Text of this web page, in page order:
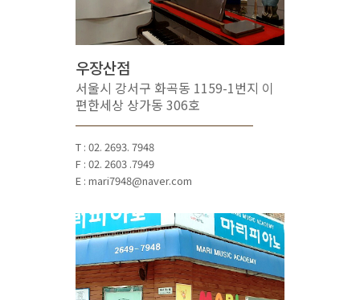
우장산점
서울시 강서구 화곡동 1159-1번지 이
편한세상 상가동 306호
T : 02. 2693. 7948
F : 02. 2603 .7949
E : mari7948@naver.com